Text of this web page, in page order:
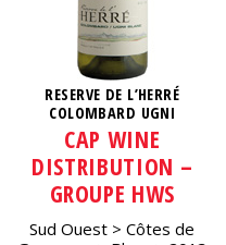
RESERVE DE L’HERRÉ
COLOMBARD UGNI
CAP WINE
DISTRIBUTION –
GROUPE HWS
Sud Ouest
Côtes de